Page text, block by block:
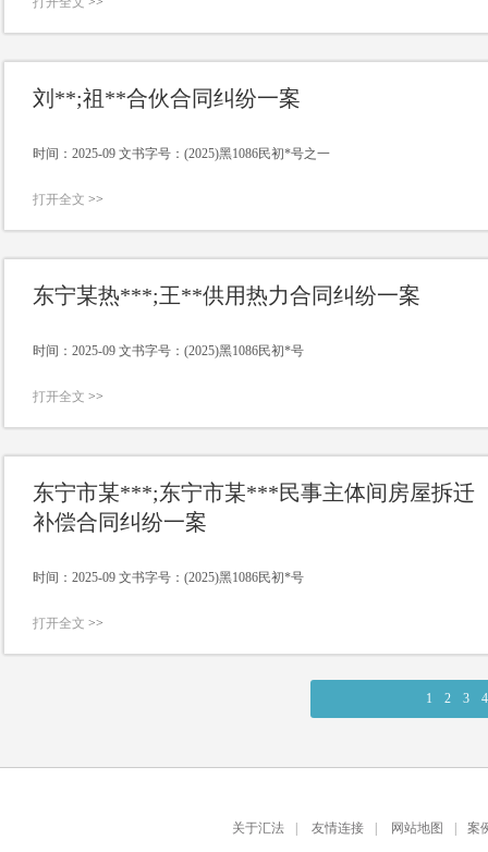
刘**;祖**合伙合同纠纷一案
时间：2025-09 文书字号：(2025)黑1086民初*号之一
打开全文 >>
东宁某热***;王**供用热力合同纠纷一案
时间：2025-09 文书字号：(2025)黑1086民初*号
打开全文 >>
东宁市某***;东宁市某***民事主体间房屋拆迁
补偿合同纠纷一案
时间：2025-09 文书字号：(2025)黑1086民初*号
打开全文 >>
1 2 3
关于汇法 友情连接 网站地图 案